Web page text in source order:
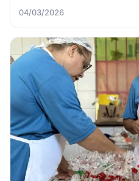
04/03/2026